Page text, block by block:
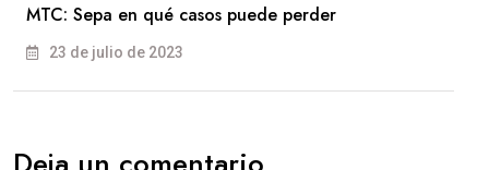
MTC: Sepa en qué casos puede perder
23 de julio de 2023